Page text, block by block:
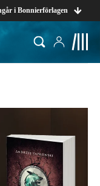
i Bonnierförlagen